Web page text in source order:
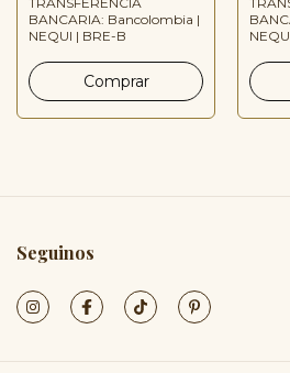
BANCARIA: Bancolombia |
NEQUI | BRE-B
Seguinos